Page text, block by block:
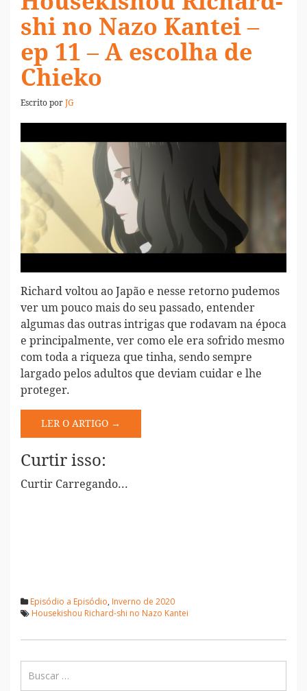
shi no Nazo Kantei –
ep 11 – A escolha de
Chieko
Escrito porJG
Richard voltou ao Japão e nesse retorno pudemos
ver um pouco mais do seu passado, entender
algumas das outras intrigas que rodavam na época
e principalmente, ver como ele era sofrido mesmo
com toda a riqueza que tinha, sendo sempre
largado pelos adultos que deviam cuidar e lhe
proteger.
LER O ARTIGO →
Curtir isso:
Curtir Carregando...
Episódio a Episódio, Inverno de 2020
Housekishou Richard-shi no Nazo Kantei